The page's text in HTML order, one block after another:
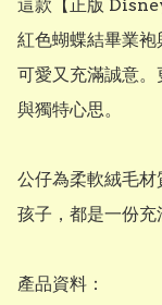
這款【正版
紅色蝴蝶結畢業
可愛又充滿誠意
與獨特心思。
公仔為柔軟絨毛材
孩子，都是一份充
產品資料：